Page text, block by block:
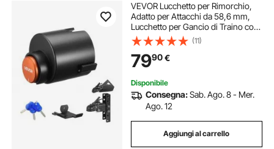
VEVOR Lucchetto per Rimorchio,
Adatto per Attacchi da 58,6 mm,
Lucchetto per Gancio di Traino con
3 Chiavi, Resistente allo Scasso e
Alla Corrosione, Compatibile
Giunto a Sfera Fusa
(11)
7990€
Disponibile
Consegna:Sab. Ago. 8 - Mer.
Ago. 12
Aggiungi al carrello